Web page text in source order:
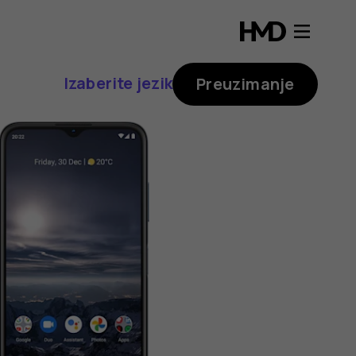
Izaberite jezik Preuzimanje